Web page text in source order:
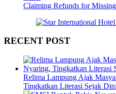
Claiming Refunds for
RECENT POST
Relima Lampung Ajak
Tingkatkan Literasi Sejak Dini